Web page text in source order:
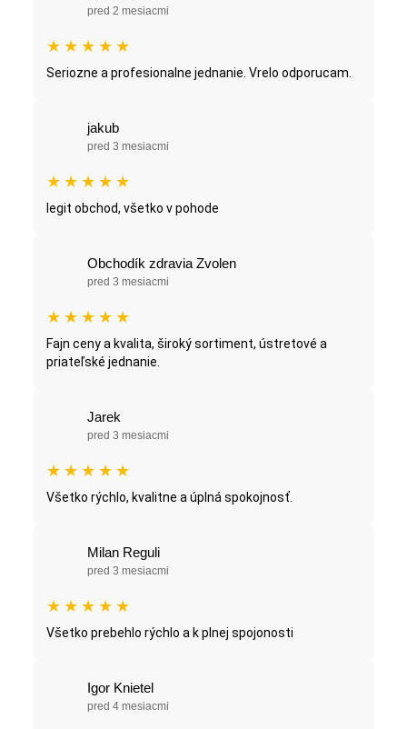
pred 2 mesiacmi
★ ★ ★ ★ ★
Seriozne a profesionalne jednanie. Vrelo odporucam.
jakub
pred 3 mesiacmi
★ ★ ★ ★ ★
legit obchod, všetko v pohode
Obchodík zdravia Zvolen
pred 3 mesiacmi
★ ★ ★ ★ ★
Fajn ceny a kvalita, široký sortiment, ústretové a
priateľské jednanie.
Jarek
pred 3 mesiacmi
★ ★ ★ ★ ★
Všetko rýchlo, kvalitne a úplná spokojnosť.
Milan Reguli
pred 3 mesiacmi
★ ★ ★ ★ ★
Všetko prebehlo rýchlo a k plnej spojonosti
Igor Knietel
pred 4 mesiacmi